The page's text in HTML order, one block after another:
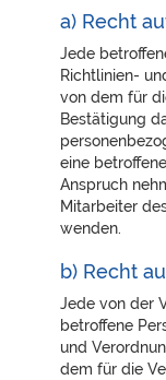
a) Recht
Jede
Richtlinien-
von dem für
Bestätigung
eine
Anspruch
Mitarbeiter
wenden.
b) Recht
Jede von der
betroffene
und
dem für die